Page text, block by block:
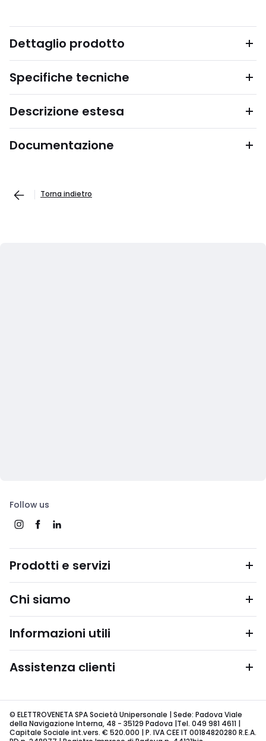
Dettaglio prodotto
Specifiche tecniche
Descrizione estesa
Documentazione
Torna indietro
Follow us
Prodotti e servizi
Chi siamo
Informazioni utili
Assistenza clienti
© ELETTROVENETA SPA Società Unipersonale | Sede: Padova Viale
della Navigazione Interna, 48 - 35129 Padova |Tel. 049 981 4611 |
Capitale Sociale int.vers. € 520.000 | P. IVA CEE IT 00184820280 R.E.A.